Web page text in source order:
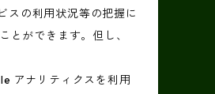
スの利用状況等の把握に
ができます。但し、
アナリティクスを利用